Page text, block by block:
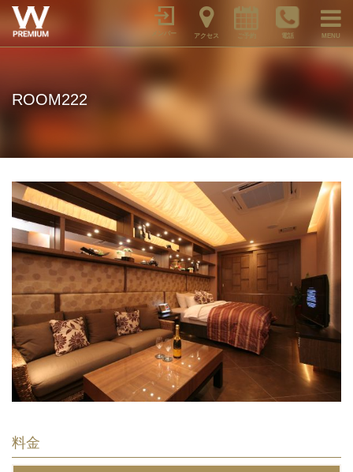
メンバー アクセス 電話 MENU
ROOM222
料金